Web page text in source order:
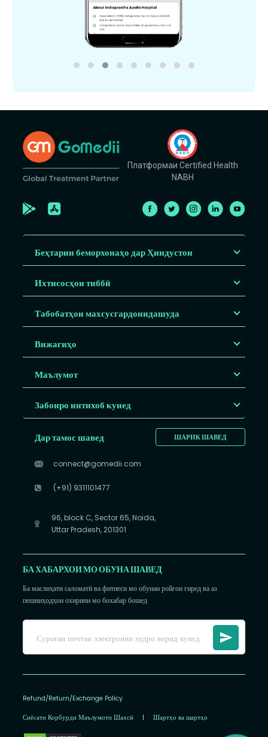
Платформаи Certified Health
NABH
Беҳтарин беморхонаҳо дар Ҳиндустон
Ихтисосҳои тиббӣ
Табобатҳои махсусгардонидашуда
Вижагиҳо
Маълумот
Забонро интихоб кунед
ШАРИК ШАВЕД
Дар тамос шавед
connect@gomedii.com
(+91) 9311101477
96, block C, Sector 65, Noida,
Uttar Pradesh, 201301
БА ХАБАРХОИ МО ОБУНА ШАВЕД
Ба маслиҳати саломатӣ ва фитнеси мо обунаи ройгон гиред ва аз
пешниҳодҳои охирини мо бохабар бошед
Refund/Return/Exchange Policy
Сиёсати Корбурди Маълумоти Шахсӣ | Шартҳо ва шартҳо